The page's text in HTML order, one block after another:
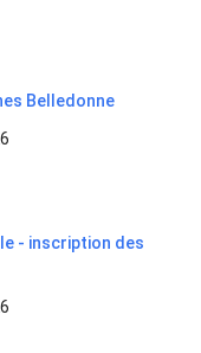
Belledonne
- inscription des